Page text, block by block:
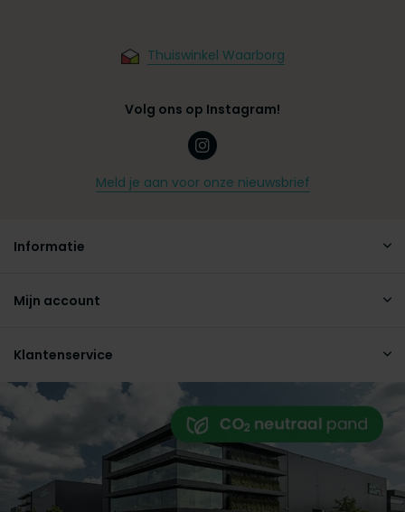
Thuiswinkel Waarborg
Volg ons op Instagram!
Meld je aan voor onze nieuwsbrief
Informatie
Mijn account
Klantenservice